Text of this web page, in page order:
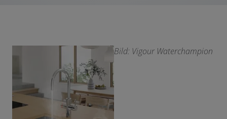
Bild: Vigour Waterchampion